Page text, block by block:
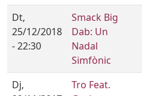
Dt,
25/12/2018
- 22:30
Smack Big
Dab: Un
Nadal
Simfònic
Dj,
Tro Feat.